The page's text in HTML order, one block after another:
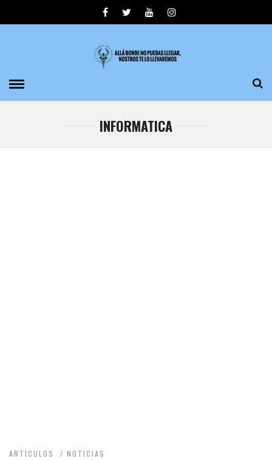
INFORMATICA
ARTÍCULOS / NOTICIAS